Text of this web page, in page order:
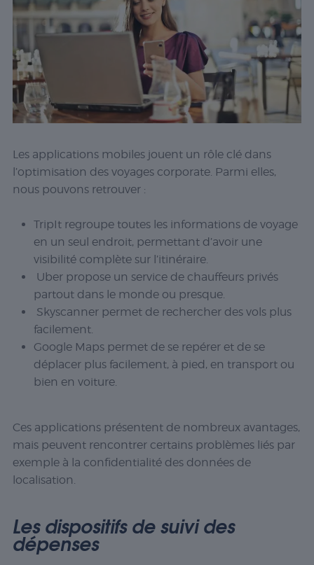
Les applications mobiles jouent un rôle clé dans
l’optimisation des voyages corporate. Parmi elles,
nous pouvons retrouver :
TripIt regroupe toutes les informations de voyage
en un seul endroit, permettant d’avoir une
visibilité complète sur l’itinéraire.
Uber propose un service de chauffeurs privés
partout dans le monde ou presque.
Skyscanner permet de rechercher des vols plus
facilement.
Google Mapspermet de se repérer et de se
déplacer plus facilement, à pied, en transport ou
bien en voiture.
Ces applications présentent de nombreux avantages,
mais peuvent rencontrer certains problèmes liés par
exemple à la confidentialité des données de
localisation.
Les dispositifs de suivi des
dépenses